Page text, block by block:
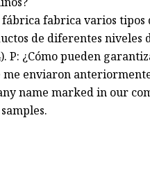
fabrica varios tipos
de diferentes niveles
P: ¿Cómo pueden
me enviaron
name marked in our